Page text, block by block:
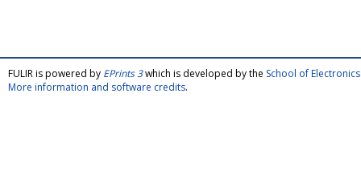
FULIR is powered by EPrints 3which is developed by the School of
More information and software credits.